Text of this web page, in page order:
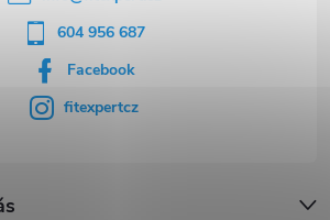
604 956 687
Facebook
fitexpertcz